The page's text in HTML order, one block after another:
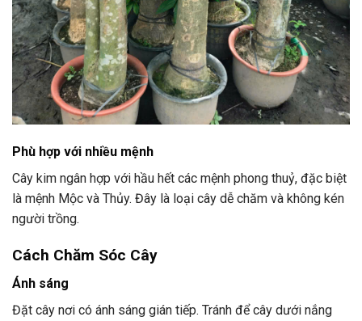
Phù hợp với nhiều mệnh
Cây kim ngân hợp với hầu hết các mệnh phong thuỷ, đặc biệt
là mệnh Mộc và Thủy. Đây là loại cây dễ chăm và không kén
người trồng.
Cách Chăm Sóc Cây
Ánh sáng
Đặt cây nơi có ánh sáng gián tiếp. Tránh để cây dưới nắng